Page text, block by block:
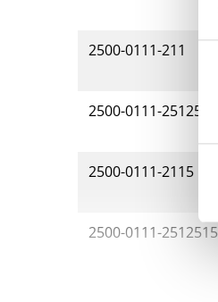
2500-0111-211
2500-0111-251251
2500-0111-2115
2500-0111-2512515